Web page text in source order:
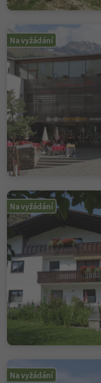
Na vyžádání
Na vyžádání
Na vyžádání